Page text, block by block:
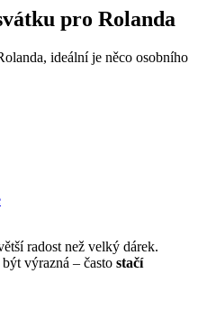
pro Rolanda
ideální je něco osobního
radost než velký dárek.
výrazná – často stačí